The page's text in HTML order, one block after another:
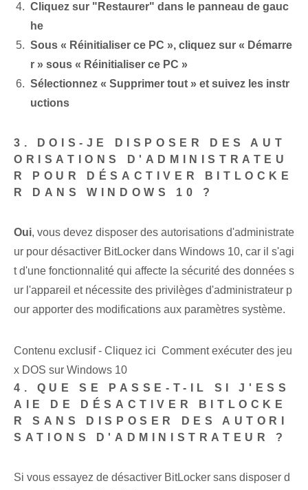
Cliquez sur "Restaurer" dans le panneau de gauc
he
Sous « Réinitialiser ce PC », cliquez sur « Démarre
r » sous « Réinitialiser ce PC »
Sélectionnez « Supprimer tout » et suivez les instr
uctions
3. DOIS-JE DISPOSER DES AUT
ORISATIONS D'ADMINISTRATEU
R POUR DÉSACTIVER BITLOCKE
R DANS WINDOWS 10 ?
Oui, vous devez disposer des autorisations d'administrate
ur pour désactiver BitLocker dans Windows 10, car il s'agi
t d'une fonctionnalité qui affecte la sécurité des données s
ur l'appareil et nécessite des privilèges d'administrateur p
our apporter des modifications aux paramètres système.
Contenu exclusif - Cliquez ici Comment exécuter des jeu
x DOS sur Windows 10
4. QUE SE PASSE-T-IL SI J'ESS
AIE DE DÉSACTIVER BITLOCKE
R SANS DISPOSER DES AUTORI
SATIONS D'ADMINISTRATEUR ?
Si vous essayez de désactiver BitLocker sans disposer d